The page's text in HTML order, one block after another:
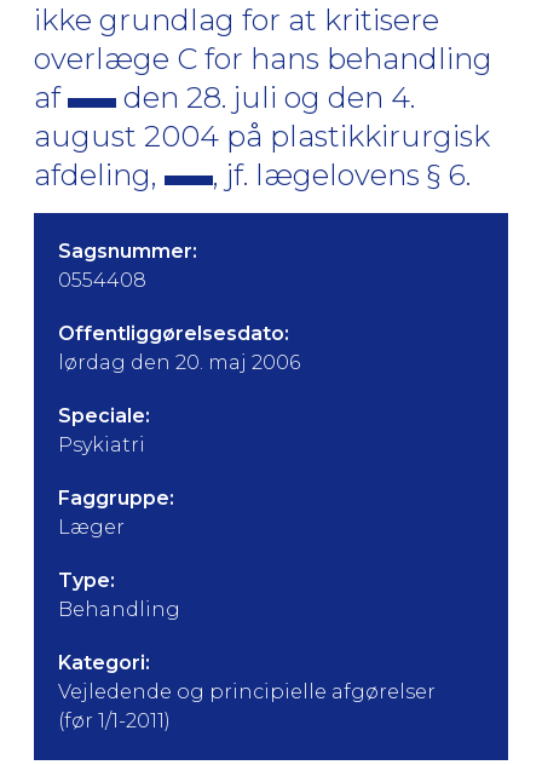
ikke grundlag for at kritisere
overlæge C for hans behandling
af
den 28. juli og den 4.
august 2004 på plastikkirurgisk
afdeling,
, jf. lægelovens § 6.
Sagsnummer:
0554408
Offentliggørelsesdato:
lørdag den 20. maj 2006
Speciale:
Psykiatri
Faggruppe:
Læger
Type:
Behandling
Kategori:
Vejledende og principielle afgørelser
(før 1/1-2011)